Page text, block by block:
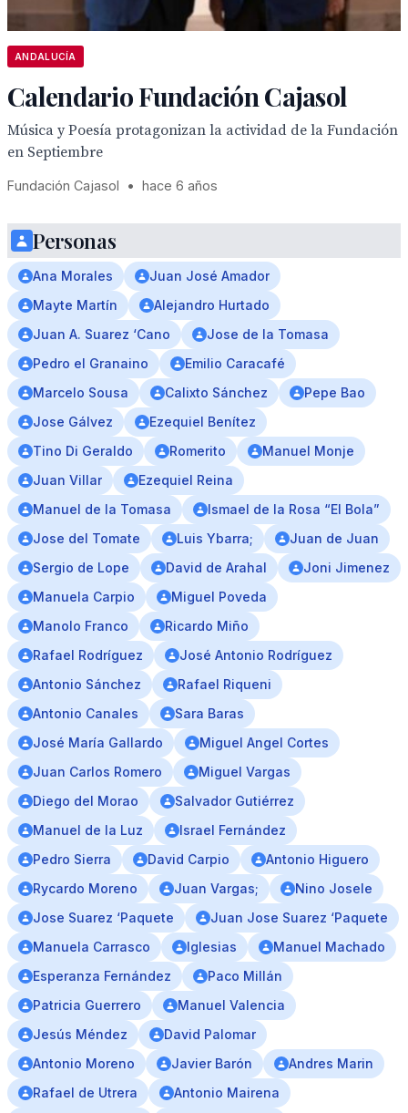
ANDALUCÍA
Calendario Fundación Cajasol
Música y Poesía protagonizan la actividad de la Fundación
en Septiembre
Fundación Cajasol • hace 6 años
Personas
Ana Morales
Juan José Amador
Mayte Martín
Alejandro Hurtado
Juan A. Suarez ‘Cano
Jose de la Tomasa
Pedro el Granaino
Emilio Caracafé
Marcelo Sousa
Calixto Sánchez
Pepe Bao
Jose Gálvez
Ezequiel Benítez
Tino Di Geraldo
Romerito
Manuel Monje
Juan Villar
Ezequiel Reina
Manuel de la Tomasa
Ismael de la Rosa “El Bola”
Jose del Tomate
Luis Ybarra;
Juan de Juan
Sergio de Lope
David de Arahal
Joni Jimenez
Manuela Carpio
Miguel Poveda
Manolo Franco
Ricardo Miño
Rafael Rodríguez
José Antonio Rodríguez
Antonio Sánchez
Rafael Riqueni
Antonio Canales
Sara Baras
José María Gallardo
Miguel Angel Cortes
Juan Carlos Romero
Miguel Vargas
Diego del Morao
Salvador Gutiérrez
Manuel de la Luz
Israel Fernández
Pedro Sierra
David Carpio
Antonio Higuero
Rycardo Moreno
Juan Vargas;
Nino Josele
Jose Suarez ‘Paquete
Juan Jose Suarez ‘Paquete
Manuela Carrasco
Iglesias
Manuel Machado
Esperanza Fernández
Paco Millán
Patricia Guerrero
Manuel Valencia
Jesús Méndez
David Palomar
Antonio Moreno
Javier Barón
Andres Marin
Rafael de Utrera
Antonio Mairena